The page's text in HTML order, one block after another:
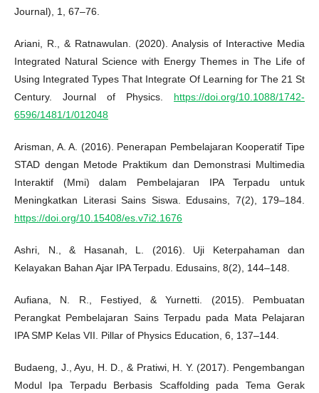
Journal), 1, 67–76.
Ariani, R., & Ratnawulan. (2020). Analysis of Interactive Media
Integrated Natural Science with Energy Themes in The Life of
Using Integrated Types That Integrate Of Learning for The 21 St
Century. Journal of Physics. https://doi.org/10.1088/1742-
6596/1481/1/012048
Arisman, A. A. (2016). Penerapan Pembelajaran Kooperatif Tipe
STAD dengan Metode Praktikum dan Demonstrasi Multimedia
Interaktif (Mmi) dalam Pembelajaran IPA Terpadu untuk
Meningkatkan Literasi Sains Siswa. Edusains, 7(2), 179–184.
https://doi.org/10.15408/es.v7i2.1676
Ashri, N., & Hasanah, L. (2016). Uji Keterpahaman dan
Kelayakan Bahan Ajar IPA Terpadu. Edusains, 8(2), 144–148.
Aufiana, N. R., Festiyed, & Yurnetti. (2015). Pembuatan
Perangkat Pembelajaran Sains Terpadu pada Mata Pelajaran
IPA SMP Kelas VII. Pillar of Physics Education, 6, 137–144.
Budaeng, J., Ayu, H. D., & Pratiwi, H. Y. (2017). Pengembangan
Modul Ipa Terpadu Berbasis Scaffolding pada Tema Gerak